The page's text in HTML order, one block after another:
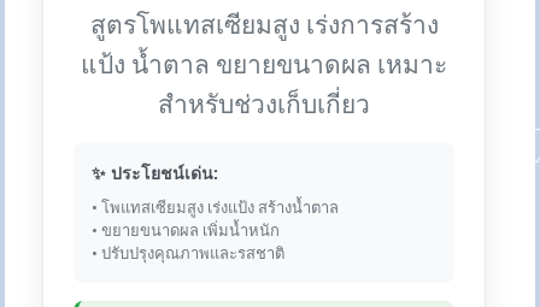
สูตรโพแทสเซียมสูง เร่งการสร้าง
แป้ง น้ำตาล ขยายขนาดผล เหมาะ
สำหรับช่วงเก็บเกี่ยว
✨ ประโยชน์เด่น:
• โพแทสเซียมสูง เร่งแป้ง สร้างน้ำตาล
• ขยายขนาดผล เพิ่มน้ำหนัก
• ปรับปรุงคุณภาพและรสชาติ